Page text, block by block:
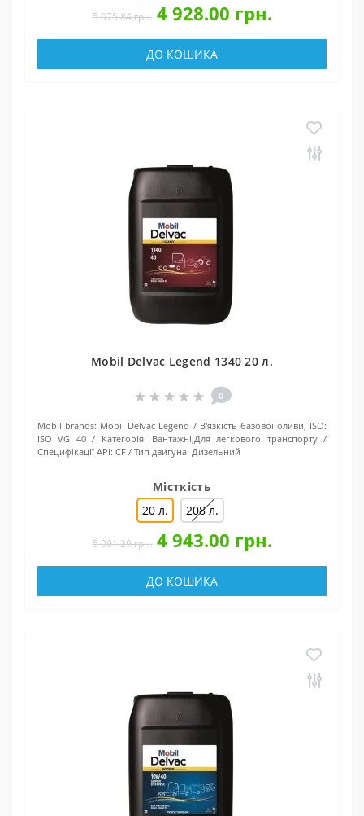
5 075.84 грн. 4 928.00 грн.
ДО КОШИКА
Mobil Delvac Legend 1340 20 л.
0
Mobil brands: Mobil Delvac Legend
В'язкість базової оливи, ISO:
ISO VG 40
Категорія: Вантажні,Для легкового транспорту
Специфікації API: CF Тип двигуна: Дизельний
Місткість
20 л.
208 л.
5 091.29 грн. 4 943.00 грн.
ДО КОШИКА